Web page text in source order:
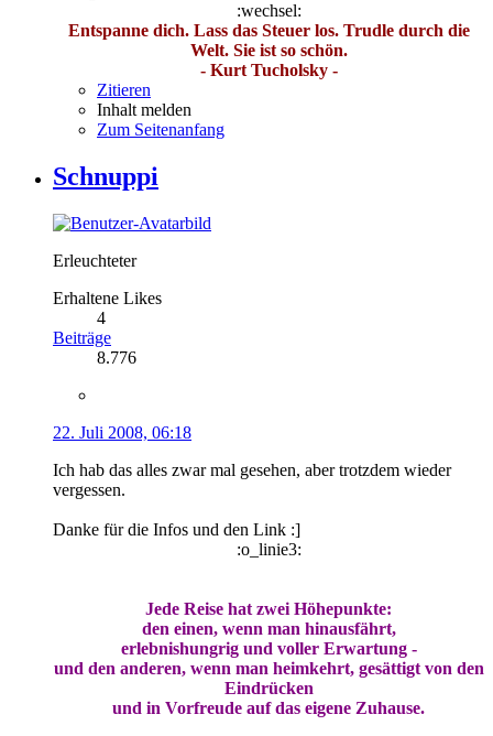
:wechsel:
Entspanne dich. Lass das Steuer los. Trudle durch die
Welt. Sie ist so schön.
- Kurt Tucholsky -
Zitieren
Inhalt melden
Zum Seitenanfang
Schnuppi
Erleuchteter
Erhaltene Likes
4
Beiträge
8.776
22. Juli 2008, 06:18
Ich hab das alles zwar mal gesehen, aber trotzdem wieder
vergessen.
Danke für die Infos und den Link :]
:o_linie3:
Jede Reise hat zwei Höhepunkte:
den einen, wenn man hinausfährt,
erlebnishungrig und voller Erwartung -
und den anderen, wenn man heimkehrt, gesättigt von den
Eindrücken
und in Vorfreude auf das eigene Zuhause.